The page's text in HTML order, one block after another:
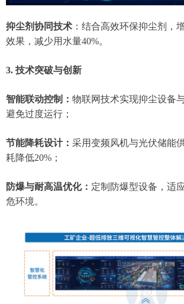
抑尘剂协同技术 ：结合高效环保抑尘剂，
效果，减少用水量40%。
3. 技术突破与创新
智能联动控制： 物联网技术实现抑尘设备
避免过度运行；
节能降耗设计： 采用变频风机与光伏储能
耗降低20%；
防爆与耐高温优化： 定制防爆型设备，适
危环境。